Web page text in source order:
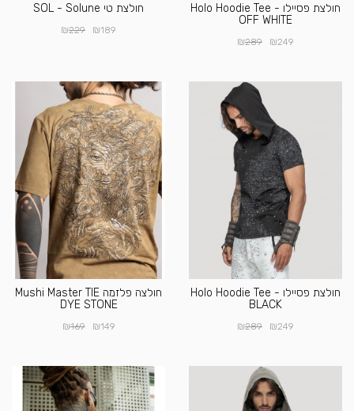
חולצת פסיילו Holo Hoodie Tee -
OFF WHITE
₪249
₪289
חולצת טי SOL - Solune
₪189
₪229
חולצת פסיילו Holo Hoodie Tee -
BLACK
₪249
₪289
חולצה פלזמה Mushi Master TIE
DYE STONE
₪149
₪169